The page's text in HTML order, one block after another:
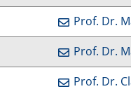
Prof. Dr.
Prof. Dr.
Prof. Dr.